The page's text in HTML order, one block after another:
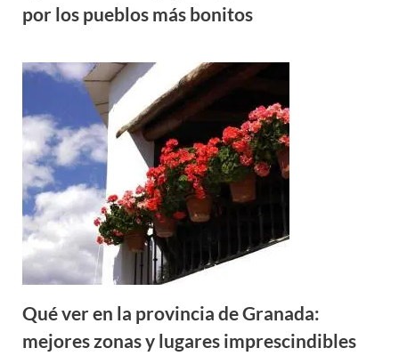
por los pueblos más bonitos
Qué ver en la provincia de Granada:
mejores zonas y lugares imprescindibles